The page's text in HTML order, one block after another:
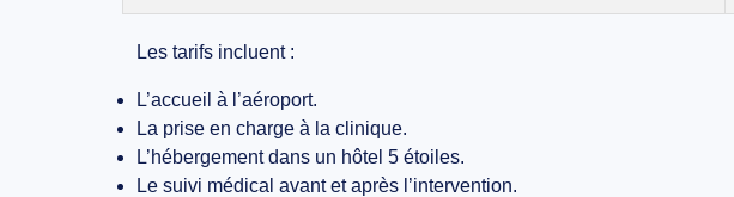
Les tarifs incluent :
L’accueil à l’aéroport.
La prise en charge à la clinique.
L’hébergement dans un hôtel 5 étoiles.
Le suivi médical avant et après l’intervention.